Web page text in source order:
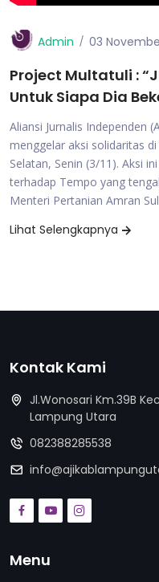
Admin 03
Project Multatuli :
Untuk Siapa Dia
Aliansi Jurnalis Independen
menggelar aksi solidaritas
Selatan, Senin (3/11). Aksi
terhadap Tempo yang
Menteri Pertanian Amran
Lihat Selengkapnya
Kontak Kami
Jl.Wonosari Km.39B
Lampung Utara
082388285538
Menu